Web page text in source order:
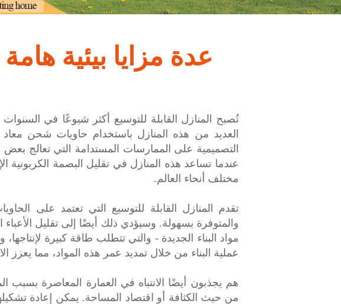
عدة مزايا بيئية
تُصبح المنازل القابلة للتوسيع أكثر شيوعًا في السنوات
العديد من هذه المنازل باستخدام حاويات شحن
التصميمية على الممارسات المستدامة التي تعالج بعض
عندما تساعد هذه المنازل في تقليل البصمة الكربونية
مختلف أنحاء العالم.
تقدم المنازل القابلة للتوسيع التي تعتمد على
والمتوفرة بسهولة. وسيؤدي ذلك أيضًا إلى تقليل
مواد البناء الجديدة - والتي تتطلب طاقة كبيرة
عملية البناء من خلال تمديد عمر هذه المواد، مما يعزز
هم يجذبون أيضًا الانتباه في العمارة المعاصرة بسبب
من حيث الكثافة أو اقتصاد المساحة. يمكن إعادة